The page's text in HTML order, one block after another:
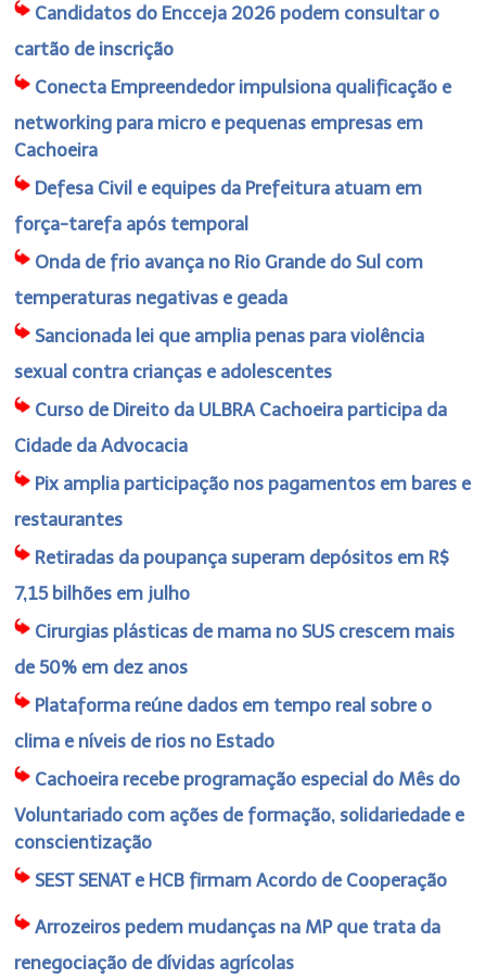
Candidatos do Encceja 2026 podem consultar o
cartão de inscrição
Conecta Empreendedor impulsiona qualificação e
networking para micro e pequenas empresas em
Cachoeira
Defesa Civil e equipes da Prefeitura atuam em
força-tarefa após temporal
Onda de frio avança no Rio Grande do Sul com
temperaturas negativas e geada
Sancionada lei que amplia penas para violência
sexual contra crianças e adolescentes
Curso de Direito da ULBRA Cachoeira participa da
Cidade da Advocacia
Pix amplia participação nos pagamentos em bares e
restaurantes
Retiradas da poupança superam depósitos em R$
7,15 bilhões em julho
Cirurgias plásticas de mama no SUS crescem mais
de 50% em dez anos
Plataforma reúne dados em tempo real sobre o
clima e níveis de rios no Estado
Cachoeira recebe programação especial do Mês do
Voluntariado com ações de formação, solidariedade e
conscientização
SEST SENAT e HCB firmam Acordo de Cooperação
Arrozeiros pedem mudanças na MP que trata da
renegociação de dívidas agrícolas